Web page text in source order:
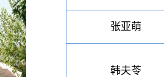
张亚萌
韩夫苓